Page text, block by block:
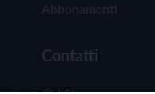
Abbonamenti
Contatti